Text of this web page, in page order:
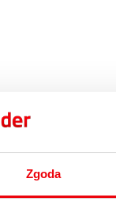
Zgoda